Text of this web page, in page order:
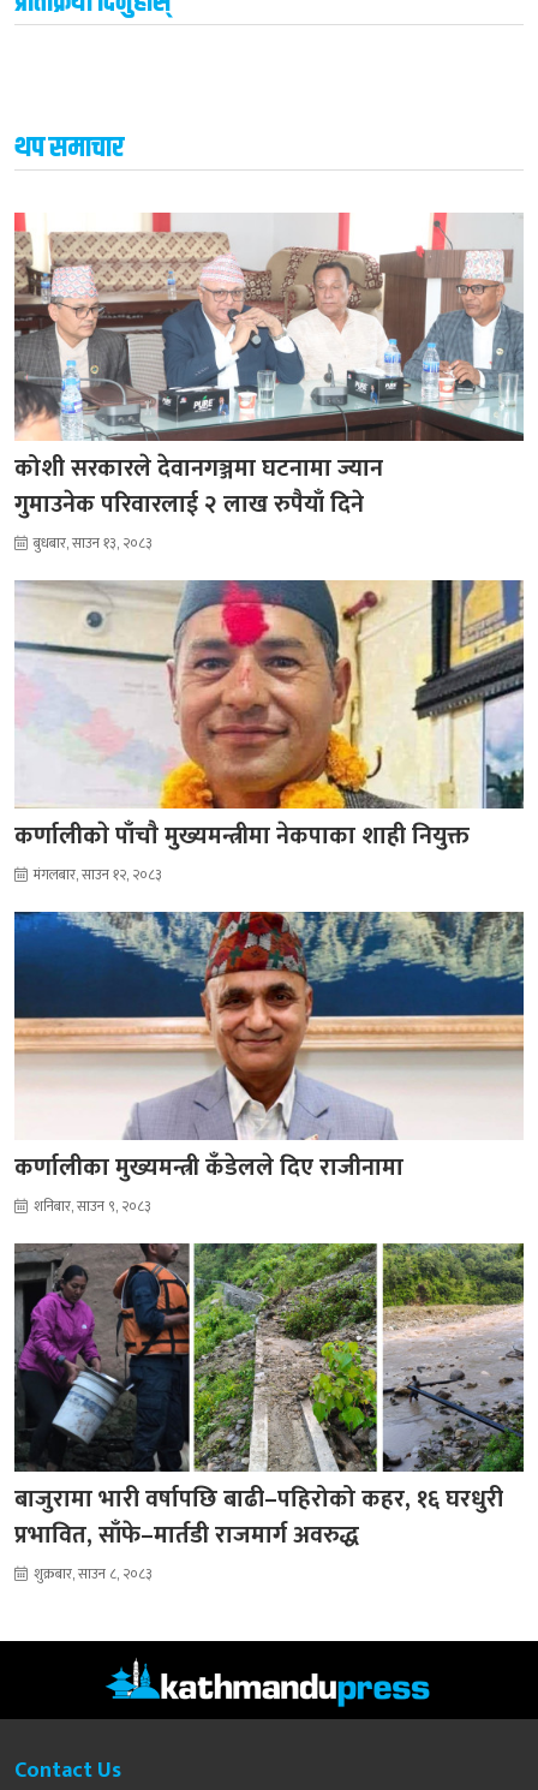
थप समाचार
कोशी सरकारले देवानगञ्जमा घटनामा ज्यान
गुमाउनेक परिवारलाई २ लाख रुपैयाँ दिने
बुधबार, साउन १३, २०८३
कर्णालीकाे पाँचाै मुख्यमन्त्रीमा नेकपाका शाही नियुक्त
मंगलबार, साउन १२, २०८३
कर्णालीका मुख्यमन्त्री कँडेलले दिए राजीनामा
शनिबार, साउन ९, २०८३
बाजुरामा भारी वर्षापछि बाढी–पहिरोको कहर, १६ घरधुरी
प्रभावित, साँफे–मार्तडी राजमार्ग अवरुद्ध
शुक्रबार, साउन ८, २०८३
Contact Us